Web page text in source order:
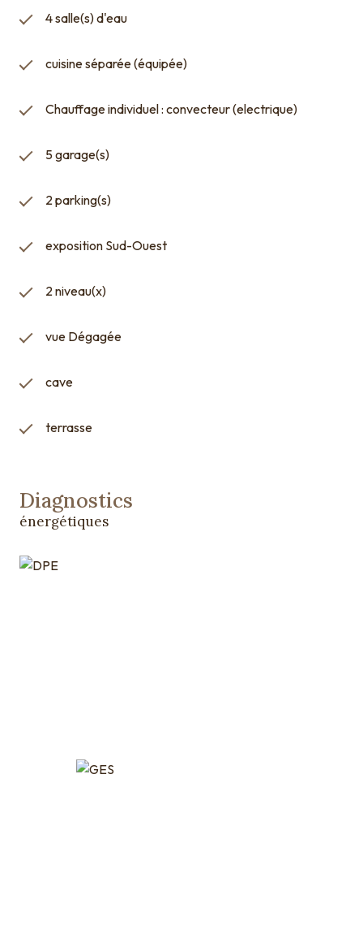
4 salle(s) d'eau
cuisine séparée (équipée)
Chauffage individuel : convecteur (electrique)
5 garage(s)
2 parking(s)
exposition Sud-Ouest
2 niveau(x)
vue Dégagée
cave
terrasse
Diagnostics
énergétiques